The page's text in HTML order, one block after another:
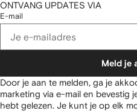
ONTVANG UPDATES VIA
E-mail
Meld je
Door je aan te melden, ga je
marketing via e-mail en bevestig
hebt gelezen. Je kunt je op elk